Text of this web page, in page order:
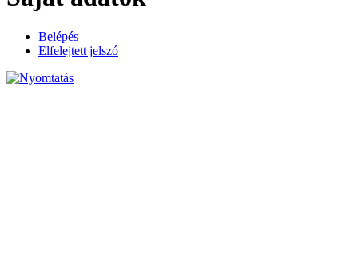
Belépés
Elfelejtett jelszó